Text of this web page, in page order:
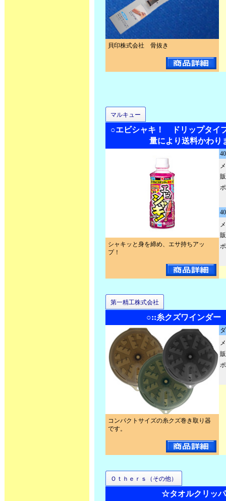
貝印株式会社 骨抜き
マルキュー
○エビシャキ！ ドリップタイ
量により送料かわり
シャキッと身を締め、エサ持ちアッ
プ！
第一精工株式会社
○::糸クズワインダー
コンパクトサイズの糸クズ巻き取り器
です。
Ｏｔｈｅｒｓ（その他）
☆タオルクリッ